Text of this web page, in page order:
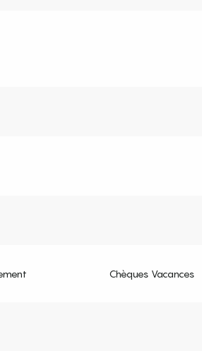
Chèques Vacances